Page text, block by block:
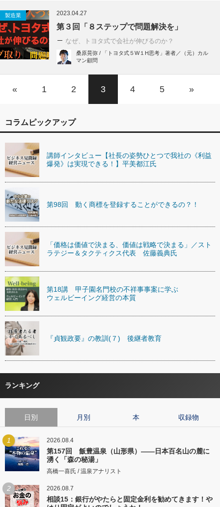
製造業 2023.04.27
第３回「８ステップで問題解決を」
なぜ、トヨタ式で会社が伸びるのか？
桑原晃弥 / 「トヨタ式５W１H思考」著者／（元）カル
マン顧問
« 1 2 3 4 5 »
コラムピックアップ
講師インタビュー【社長の姿勢ひとつで我社の《利益
爆発》は実現できる！】平美都江氏
第98回 動く商標を登録することができるの？！
「価格は価値で決まる、価値は戦略で決まる」／スト
ラテジー＆タクティクス代表 佐藤義典氏
第18講 甲子園名門校の不祥事事案に学ぶ
ウェルビーイング経営の本質
『貞観政要』の教訓(７) 後継者教育
ランキング
日別 月別 本 収録物
1 2026.08.4
第157回 飯豊温泉（山形県）――日本百名山の麓に
湧く「森の秘湯」
高橋一喜氏 / 温泉アナリスト
2 2026.08.7
相談15：銀行がやたらと固定金利を勧めてきます！や